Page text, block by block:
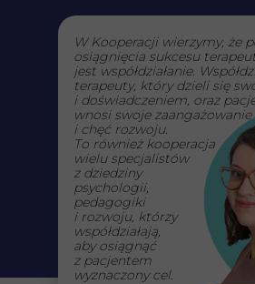
W Kooperacji wierzymy, że
osiągnięcia sukcesu
jest współdziałanie. W
terapeuty, którydzieli się
i doświadczeniem, oraz
wnosi swoje zaangażowanie
i chęć rozwoju.
To również kooperacja
wielu specjalistów
z dziedziny
psychologii,
pedagogiki
i rozwoju, którzy
współdziałają,
aby osiągnąć
z pacjentem
wyznaczony cel.